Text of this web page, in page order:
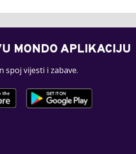
MONDO APLIKACIJU
spoj vijesti i zabave.